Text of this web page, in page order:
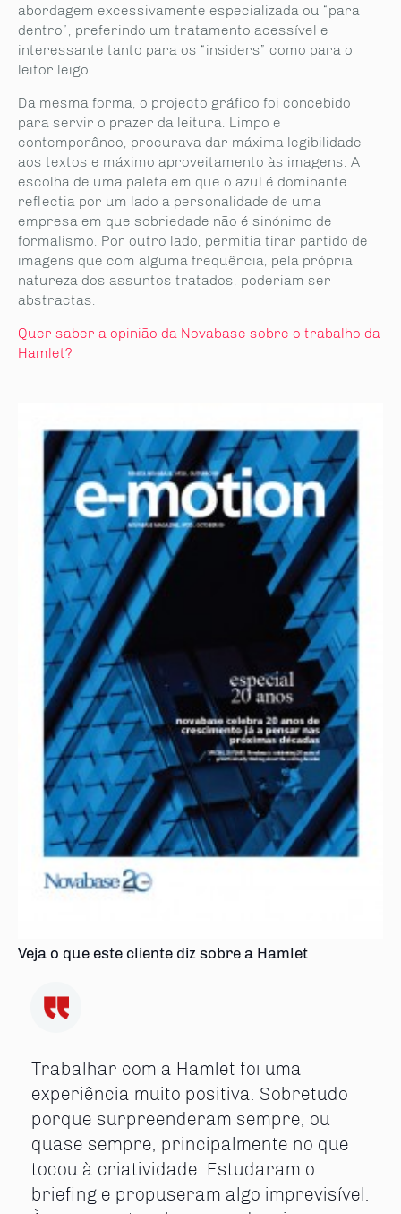
abordagem excessivamente especializada ou “para
dentro”, preferindo um tratamento acessível e
interessante tanto para os “insiders” como para o
leitor leigo.
Da mesma forma, o projecto gráfico foi concebido
para servir o prazer da leitura. Limpo e
contemporâneo, procurava dar máxima legibilidade
aos textos e máximo aproveitamento às imagens. A
escolha de uma paleta em que o azul é dominante
reflectia por um lado a personalidade de uma
empresa em que sobriedade não é sinónimo de
formalismo. Por outro lado, permitia tirar partido de
imagens que com alguma frequência, pela própria
natureza dos assuntos tratados, poderiam ser
abstractas.
Quer saber a opinião da Novabase sobre o trabalho da
Hamlet?
Veja o que este cliente diz sobre a Hamlet
Trabalhar com a Hamlet foi uma
experiência muito positiva. Sobretudo
porque surpreenderam sempre, ou
quase sempre, principalmente no que
tocou à criatividade. Estudaram o
briefing e propuseram algo imprevisível.